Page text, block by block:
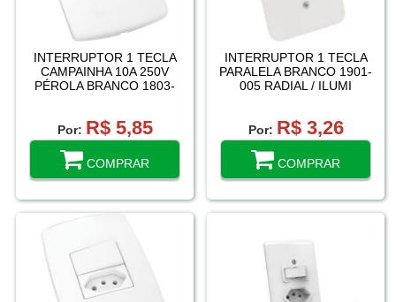
INTERRUPTOR 1 TECLA
CAMPAINHA 10A 250V
PÉROLA BRANCO 1803-
Por: R$ 5,85
COMPRAR
INTERRUPTOR 1 TECLA
PARALELA BRANCO 1901-
005 RADIAL / ILUMI
Por: R$ 3,26
COMPRAR